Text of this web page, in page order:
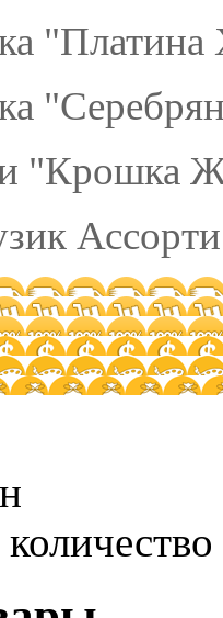
"Крошка